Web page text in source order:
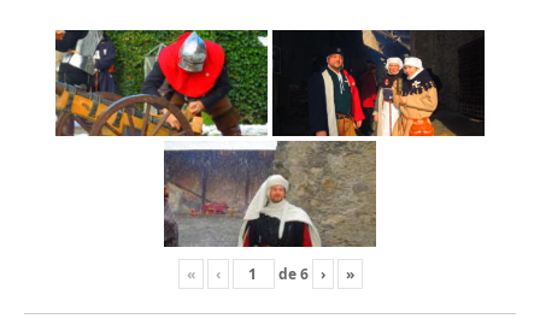
« ‹ de6 › »